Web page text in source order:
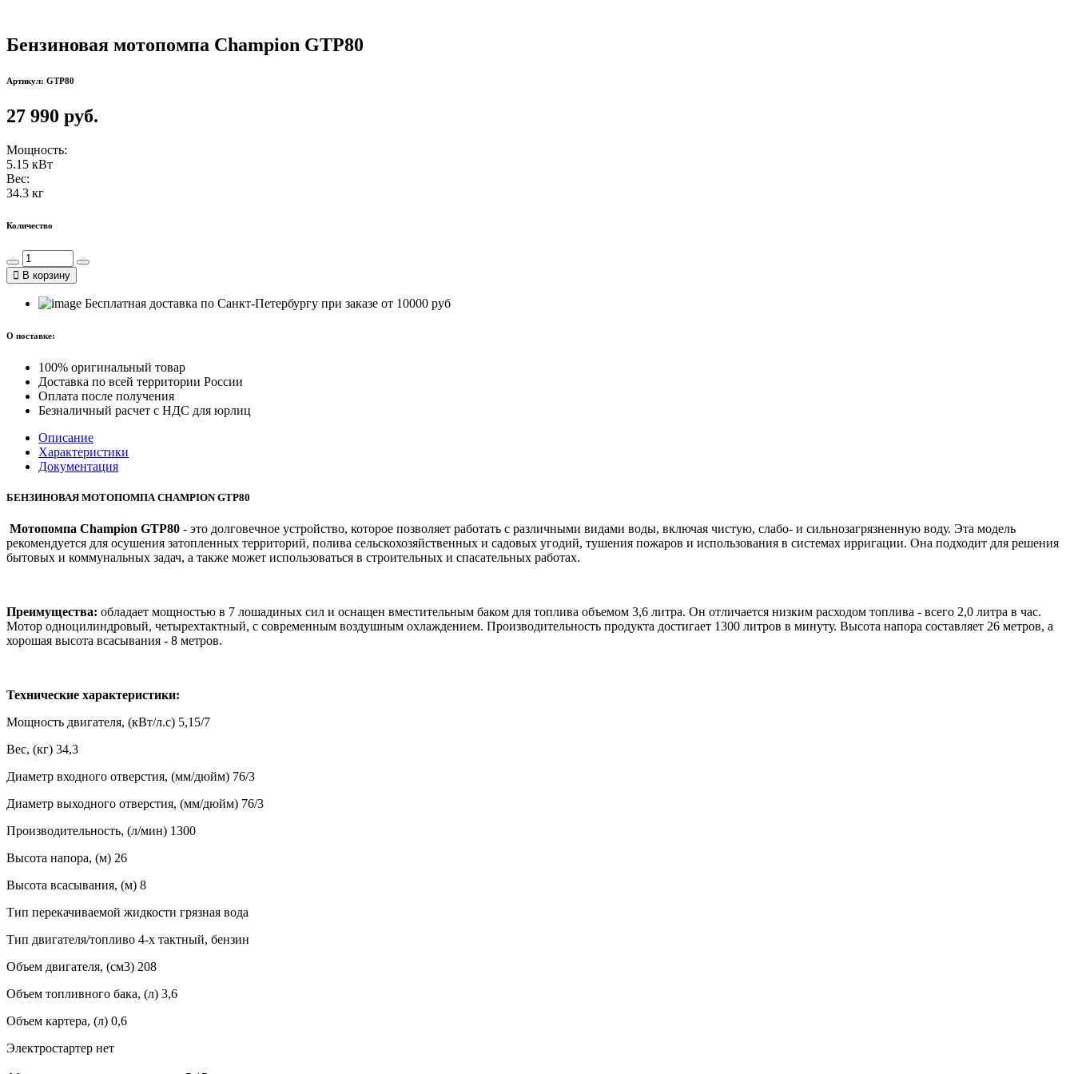
Бензиновая мотопомпа Champion GTP80
Артикул: GTP80
27 990 руб.
Мощность:
5.15 кВт
Вес:
34.3 кг
Количество
В корзину
Бесплатная доставка по Санкт-Петербургу при заказе от 10000 руб
О поставке:
100% оригинальный товар
Доставка по всей территории России
Оплата после получения
Безналичный расчет с НДС для юрлиц
Описание
Характеристики
Документация
БЕНЗИНОВАЯ МОТОПОМПА CHAMPION GTP80
Мотопомпа Champion GTP80 - это долговечное устройство, которое позволяет работать с различными видами воды, включая чистую, слабо- и сильнозагрязненную воду. Эта модель
рекомендуется для осушения затопленных территорий, полива сельскохозяйственных и садовых угодий, тушения пожаров и использования в системах ирригации. Она подходит для решения
бытовых и коммунальных задач, а также может использоваться в строительных и спасательных работах.
Преимущества: обладает мощностью в 7 лошадиных сил и оснащен вместительным баком для топлива объемом 3,6 литра. Он отличается низким расходом топлива - всего 2,0 литра в час.
Мотор одноцилиндровый, четырехтактный, с современным воздушным охлаждением. Производительность продукта достигает 1300 литров в минуту. Высота напора составляет 26 метров, а
хорошая высота всасывания - 8 метров.
Технические характеристики:
Мощность двигателя, (кВт/л.с) 5,15/7
Вес, (кг) 34,3
Диаметр входного отверстия, (мм/дюйм) 76/3
Диаметр выходного отверстия, (мм/дюйм) 76/3
Производительность, (л/мин) 1300
Высота напора, (м) 26
Высота всасывания, (м) 8
Тип перекачиваемой жидкости грязная вода
Тип двигателя/топливо 4-х тактный, бензин
Объем двигателя, (см3) 208
Объем топливного бака, (л) 3,6
Объем картера, (л) 0,6
Электростартер нет